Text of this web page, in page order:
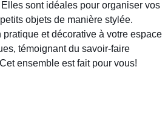
sont idéales pour organiser vos
objets de manière stylée.
et décorative à votre espace
témoignant du savoir-faire
ensemble est fait pour vous!